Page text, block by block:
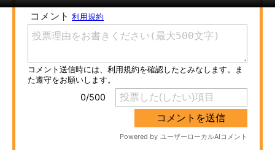
注目記事を集めた総合ページ
ITの今と未来を見通す
スマホと通信の最新トレンド
進化するPCとデバイスの未来